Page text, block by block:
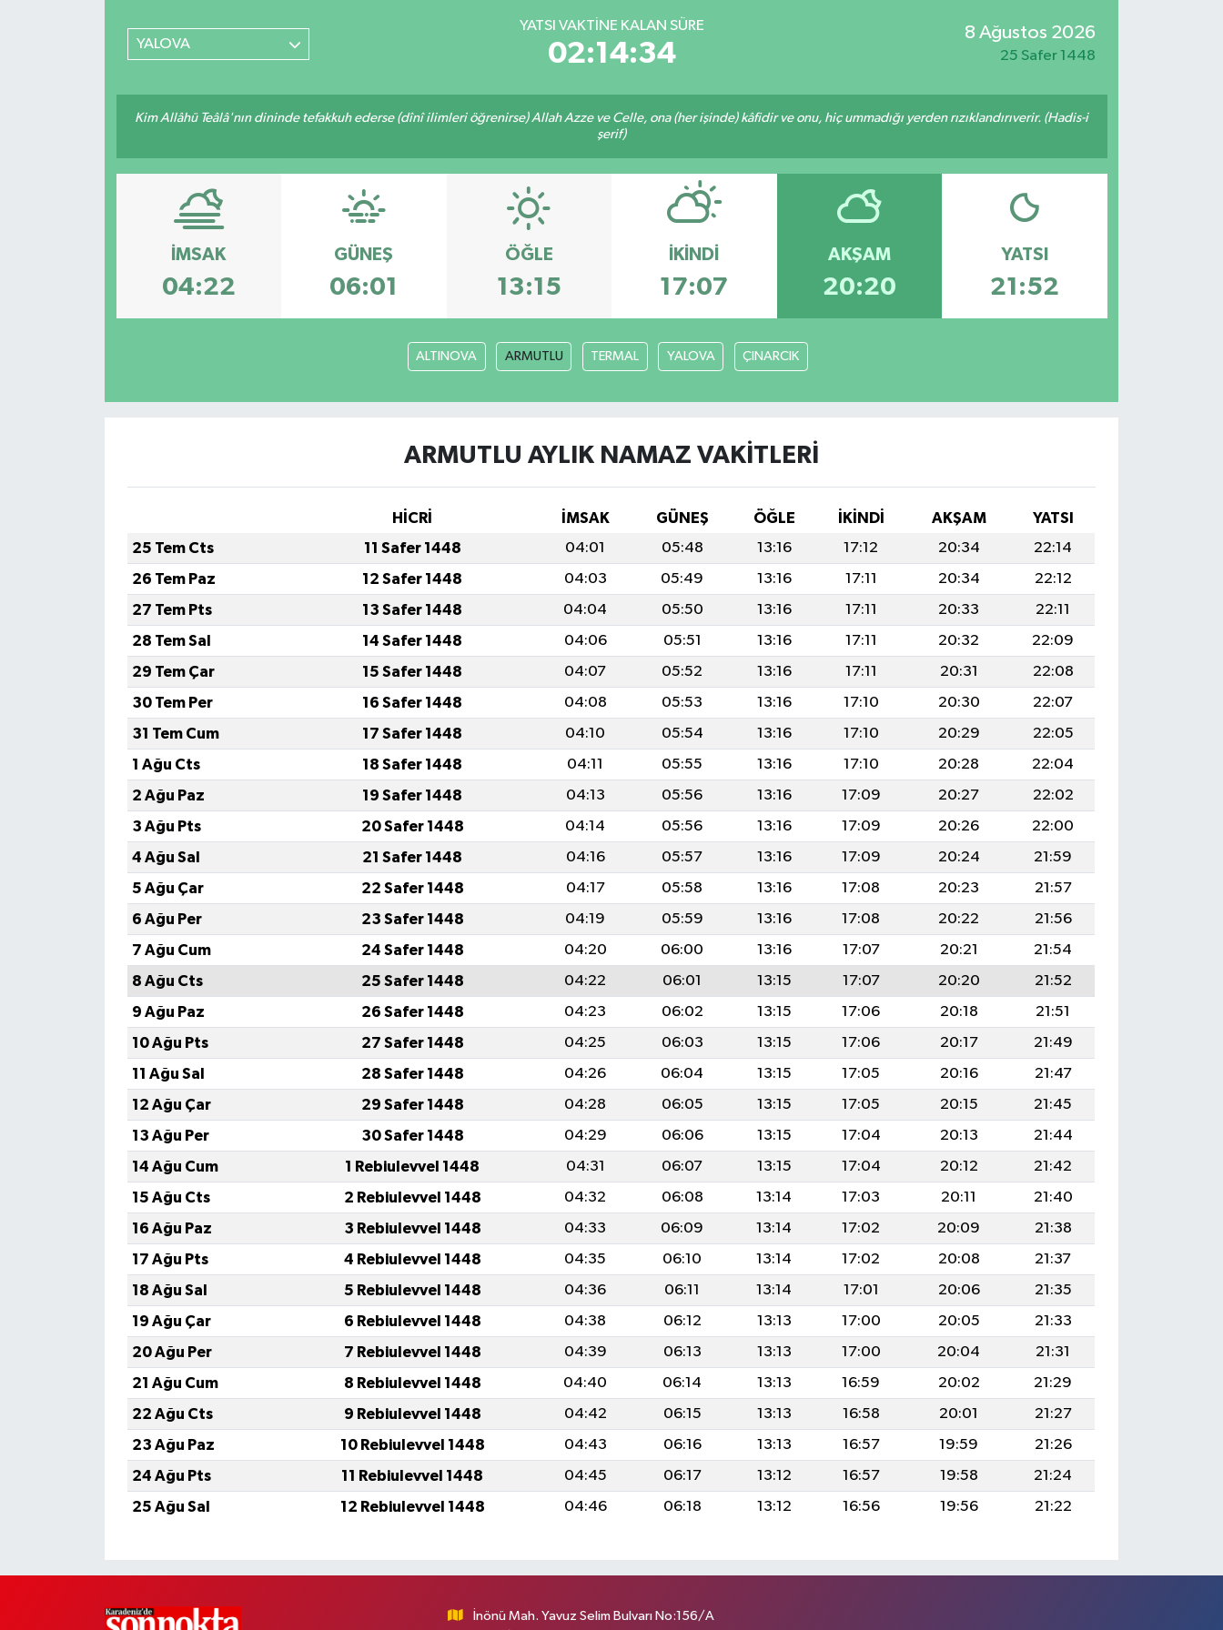
YALOVA
YATSI VAKTINE KALAN SÜRE
02:14:33
8 Ağustos 2026
25 Safer 1448
Kim Allâhü Teâlâ'nın dininde tefakkuh ederse (dînî ilimleri öğrenirse) Allah Azze ve Celle, ona (her işinde) kâfidir ve onu, hiç ummadığı yerden rızıklandırıverir. (Hadis-i
şerif)
İMSAK
04:22
GÜNEŞ
06:01
ÖĞLE
13:15
İKINDI
17:07
AKŞAM
20:20
YATSI
21:52
ALTINOVA ARMUTLU TERMAL YALOVA ÇINARCIK
ARMUTLU AYLIK NAMAZ VAKITLERI
HİCRİ İMSAK GÜNEŞ ÖĞLE İKINDI AKŞAM
YATSI
25 Tem Cts
11 Safer 1448 04:01 05:48 13:16 17:12 20:34
22:14
26 Tem Paz
12 Safer 1448 04:03 05:49 13:16 17:11 20:34
22:12
27 Tem Pts
13 Safer 1448 04:04 05:50 13:16 17:11 20:33
22:11
28 Tem Sal
14 Safer 1448 04:06 05:51 13:16 17:11 20:32
22:09
29 Tem Çar
15 Safer 1448 04:07 05:52 13:16 17:11 20:31
22:08
30 Tem Per
16 Safer 1448 04:08 05:53 13:16 17:10 20:30
22:07
31 Tem Cum
17 Safer 1448 04:10 05:54 13:16 17:10 20:29
22:05
1 Ağu Cts
18 Safer 1448 04:11 05:55 13:16 17:10 20:28
22:04
2 Ağu Paz
19 Safer 1448 04:13 05:56 13:16 17:09 20:27
22:02
3 Ağu Pts
20 Safer 1448 04:14 05:56 13:16 17:09 20:26
22:00
4 Ağu Sal
21 Safer 1448 04:16 05:57 13:16 17:09 20:24
21:59
5 Ağu Çar
22 Safer 1448 04:17 05:58 13:16 17:08 20:23
21:57
6 Ağu Per
23 Safer 1448 04:19 05:59 13:16 17:08 20:22
21:56
7 Ağu Cum
24 Safer 1448 04:20 06:00 13:16 17:07 20:21
21:54
8 Ağu Cts
25 Safer 1448 04:22 06:01 13:15 17:07 20:20
21:52
9 Ağu Paz
26 Safer 1448 04:23 06:02 13:15 17:06 20:18
21:51
10 Ağu Pts
27 Safer 1448 04:25 06:03 13:15 17:06 20:17
21:49
11 Ağu Sal
28 Safer 1448 04:26 06:04 13:15 17:05 20:16
21:47
12 Ağu Çar
29 Safer 1448 04:28 06:05 13:15 17:05 20:15
21:45
13 Ağu Per
30 Safer 1448 04:29 06:06 13:15 17:04 20:13
21:44
14 Ağu Cum
1 Rebiulevvel 1448 04:31 06:07 13:15 17:04 20:12
21:42
15 Ağu Cts
2 Rebiulevvel 1448 04:32 06:08 13:14 17:03 20:11
21:40
16 Ağu Paz
3 Rebiulevvel 1448 04:33 06:09 13:14 17:02 20:09
21:38
17 Ağu Pts
4 Rebiulevvel 1448 04:35 06:10 13:14 17:02 20:08
21:37
18 Ağu Sal
5 Rebiulevvel 1448 04:36 06:11 13:14 17:01 20:06
21:35
19 Ağu Çar
6 Rebiulevvel 1448 04:38 06:12 13:13 17:00 20:05
21:33
20 Ağu Per
7 Rebiulevvel 1448 04:39 06:13 13:13 17:00 20:04
21:31
21 Ağu Cum
8 Rebiulevvel 1448 04:40 06:14 13:13 16:59 20:02
21:29
22 Ağu Cts
9 Rebiulevvel 1448 04:42 06:15 13:13 16:58 20:01
21:27
23 Ağu Paz
10 Rebiulevvel 1448 04:43 06:16 13:13 16:57 19:59
21:26
24 Ağu Pts
11 Rebiulevvel 1448 04:45 06:17 13:12 16:57 19:58
21:24
25 Ağu Sal
12 Rebiulevvel 1448 04:46 06:18 13:12 16:56 19:56 21:22
İnönü Mah. Yavuz Selim Bulvarı No:156/A
TRABZONSPOR